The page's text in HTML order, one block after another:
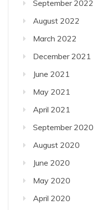
September 2022
August 2022
March 2022
December 2021
June 2021
May 2021
April 2021
September 2020
August 2020
June 2020
May 2020
April 2020